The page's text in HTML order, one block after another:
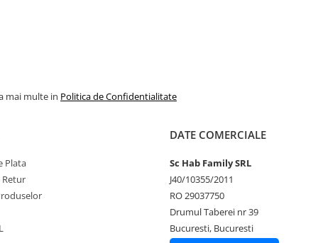
mai multe in Politica de Confidentialitate
Plata
Retur
DATE COMERCIALE
Sc Hab Family SRL
J40/10355/2011
RO 29037750
Drumul Taberei nr 39
Bucuresti, Bucuresti